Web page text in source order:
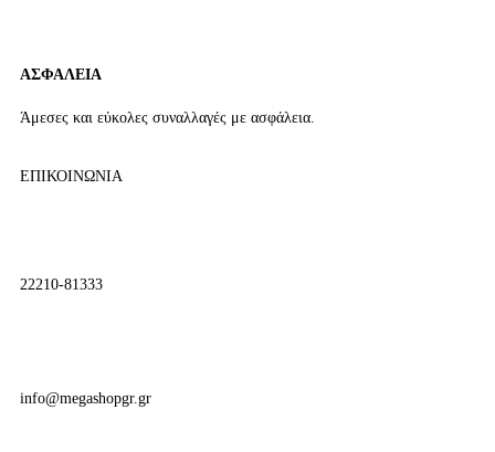
ΑΣΦΑΛΕΙΑ
Άμεσες και εύκολες συναλλαγές με ασφάλεια.
ΕΠΙΚΟΙΝΩΝΙΑ
22210-81333
info@megashopgr.gr